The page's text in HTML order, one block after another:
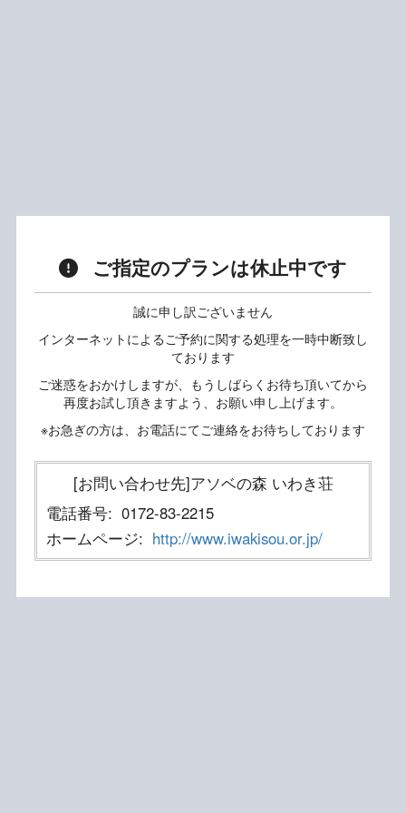
ご指定のプランは休止中です
誠に申し訳ございません
インターネットによるご予約に関する処理を一時中断致し
ております
ご迷惑をおかけしますが、もうしばらくお待ち頂いてから
再度お試し頂きますよう、お願い申し上げます。
※お急ぎの方は、お電話にてご連絡をお待ちしております
[お問い合わせ先]アソベの森 いわき荘
電話番号: 0172-83-2215
ホームページ: http://www.iwakisou.or.jp/